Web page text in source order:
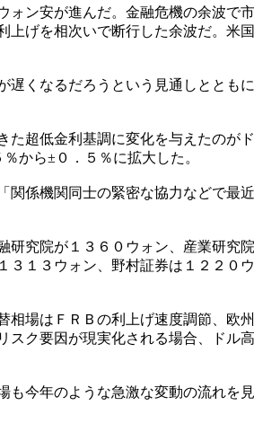
ン安が進んだ。金融危機の余波で
げを相次いで断行した余波だ。米
くなるだろうという見通しととも
超低金利基調に変化を与えたのが
から±０．５％に拡大した。
係機関同士の緊密な協力などで最
究院が１３６０ウォン、産業研究
１３ウォン、野村証券は１２２０
場はＦＲＢの利上げ速度調節、欧
ク要因が現実化される場合、ドル
今年のような急激な変動の流れを